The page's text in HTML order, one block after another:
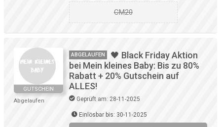
CM20
GUTSCHEIN
Abgelaufen
ABGELAUFEN
🖤 Black Friday Aktion
bei Mein kleines Baby: Bis zu 80%
Rabatt + 20% Gutschein auf
ALLES!
Geprüft am: 28-11-2025
Einlösbar bis: 30-11-2025